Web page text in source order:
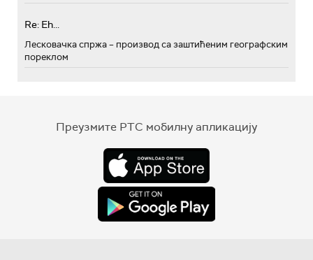
Re: Eh...
Лесковачка спржа – производ са заштићеним географским
пореклом
Преузмите РТС мобилну апликацију